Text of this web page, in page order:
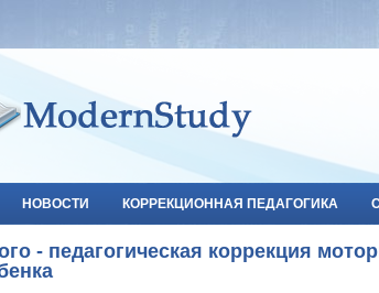
НОВОСТИ КОРРЕКЦИОННАЯ ПЕДАГОГИКА
- педагогическая коррекция